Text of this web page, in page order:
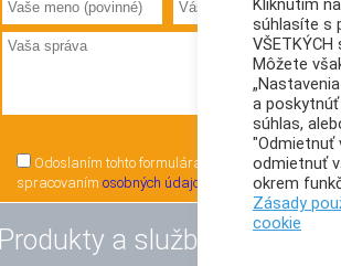
Odoslaním tohto formulára súhlasím so
spracovaním osobných údajov
Produkty a služby
Kliknutím
súhlasíte s
Môžete
a
súhlas,
"Odmietnuť
odmietnuť
okrem
Zásady
cookie